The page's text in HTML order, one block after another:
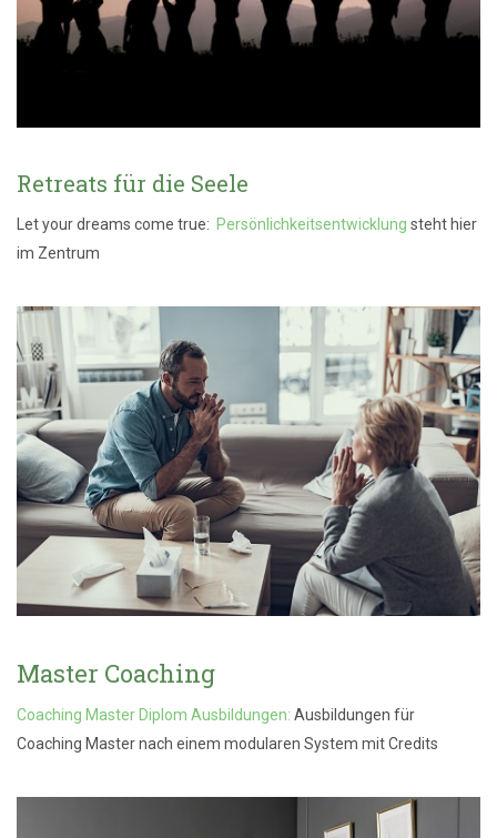
Retreats für die Seele
Let your dreams come true: Persönlichkeitsentwicklung steht hier
im Zentrum
Master Coaching
Coaching Master Diplom Ausbildungen: Ausbildungen für
Coaching Master nach einem modularen System mit Credits